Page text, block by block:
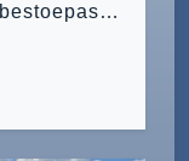
Verwijderen van gebonden asbestoepassingen